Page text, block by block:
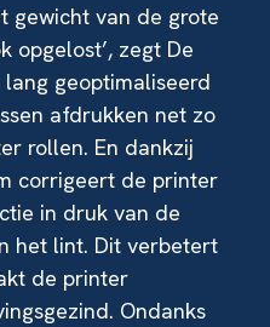
gewicht van de grote
opgelost’, zegt De
lang geoptimaliseerd
afdrukken net zo
rollen. En dankzij
corrigeert de printer
in druk van de
het lint. Dit verbetert
de printer
Ondanks